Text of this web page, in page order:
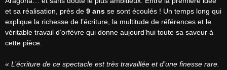
et sa réalisation, près de 9 ans se sont écoulés ! Un temps long qui
explique la richesse de l’écriture, la multitude de références et le
véritable travail d’orfèvre qui donne aujourd’hui toute sa saveur à
cette pièce.
« L’écriture de ce spectacle est très travaillée et d’une finesse rare.